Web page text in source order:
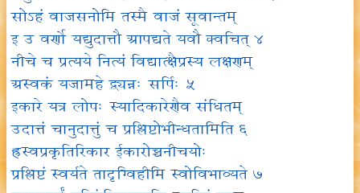
सोऽहं वाजसनोमि तस्मै वाजं सूवान्तम्
इ उ वर्णो यद्युदात्तौ आपद्यते यवौ क्वचित् ४
नीचे च प्रत्यये नित्यं विद्यात्क्षैप्रस्य लक्षणम्
अस्वकं यजामहे द्व्यन्नः सर्पिः ५
इकारे यत्र लोपः स्यादिकारेणैव संधितम्
उदात्तं चानुदात्तुं च प्रश्लिष्टोभीन्धतामिति ६
ह्रस्वप्रकृतिरिकार ईकारोच्चनीचयोः
प्रश्लिष्टं स्वर्यते तादृग्विहीमि स्वोविभाव्यते ७